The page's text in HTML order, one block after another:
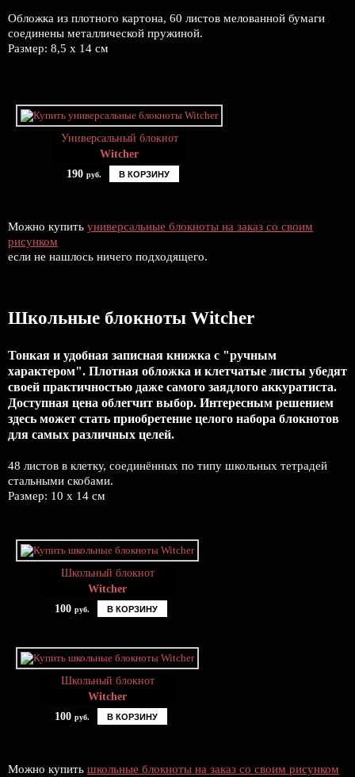
Обложка из плотного картона, 60 листов мелованной бумаги
соединены металлической пружиной.
Размер: 8,5 х 14 см
Универсальный блокнот
Witcher
190 руб. В КОРЗИНУ
Можно купить универсальные блокноты на заказ со своим
рисунком
если не нашлось ничего подходящего.
Школьные блокноты Witcher
Тонкая и удобная записная книжка с "ручным
характером". Плотная обложка и клетчатые листы убедят
своей практичностью даже самого заядлого аккуратиста.
Доступная цена облегчит выбор. Интересным решением
здесь может стать приобретение целого набора блокнотов
для самых различных целей.
48 листов в клетку, соединённых по типу школьных тетрадей
стальными скобами.
Размер: 10 x 14 см
Школьный блокнот
Witcher
100 руб. В КОРЗИНУ
Школьный блокнот
Witcher
100 руб. В КОРЗИНУ
Можно купить школьные блокноты на заказ со своим рисунком